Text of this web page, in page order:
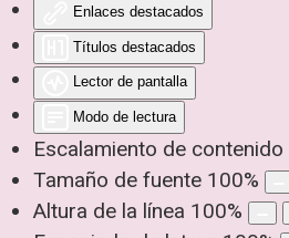
Enlaces destacados
Títulos destacados
Lector de pantalla
Modo de lectura
Escalamiento de contenido
Tamaño de fuente 100%
Altura de la línea 100%